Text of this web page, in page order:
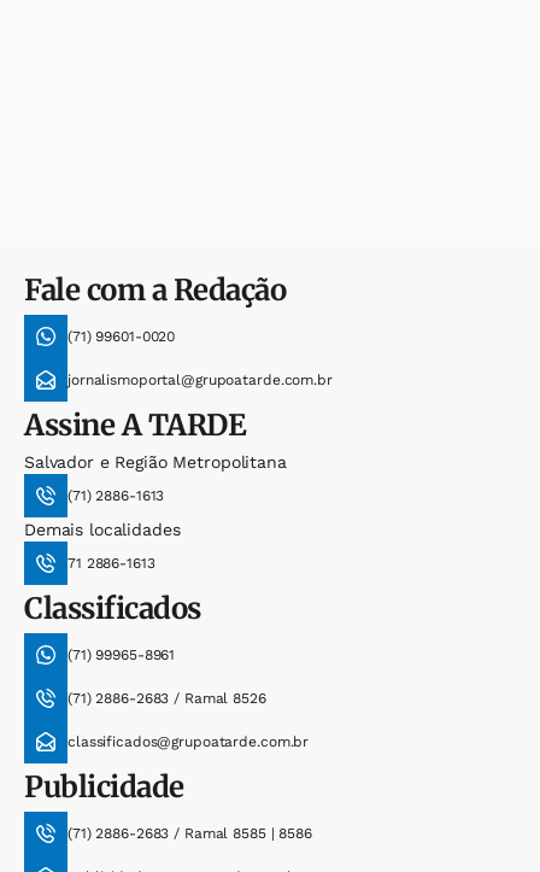
Fale com a Redação
(71) 99601-0020
jornalismoportal@grupoatarde.com.br
AssineA TARDE
Salvador e Região Metropolitana
(71) 2886-1613
Demais localidades
71 2886-1613
Classificados
(71) 99965-8961
(71) 2886-2683 / Ramal 8526
classificados@grupoatarde.com.br
Publicidade
(71) 2886-2683 / Ramal 8585 | 8586